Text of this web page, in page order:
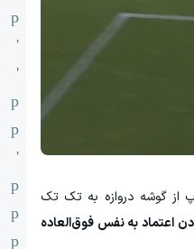
از گوشه دروازه به تک تک
اعتماد به نفس فوق‌العاده